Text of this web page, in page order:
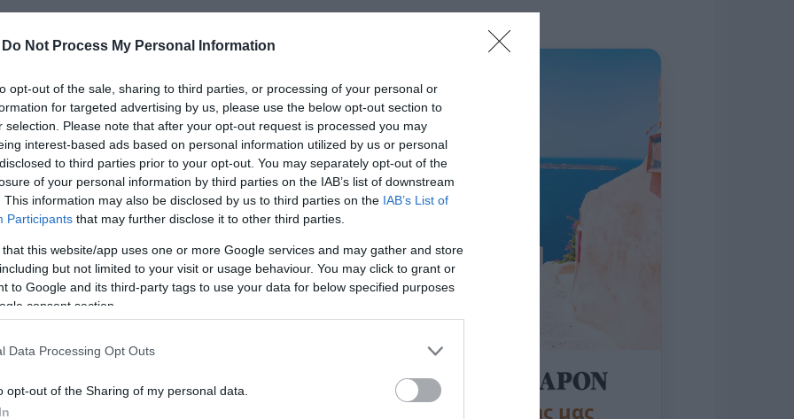
Do Not Process My Personal Information
opt-out of the sale, sharing to third parties, or processing of your personal or
for targeted advertising by us, please use the below opt-out section to
selection. Please note that after your opt-out request is processed you may
interest-based ads based on personal information utilized by us or personal
to third parties prior to your opt-out. You may separately opt-out of the
of your personal information by third parties on the IAB’s list of downstream
This information may also be disclosed by us to third parties on the IAB’s List of
Participants that may further disclose it to other third parties.
that this website/app uses one or more Google services and may gather and store
but not limited to your visit or usage behaviour. You may click to grant or
to Google and its third-party tags to use your data for below specified purposes
consent section.
Data Processing Opt Outs
opt-out of the Sharing of my personal data.
της Ζωής μας